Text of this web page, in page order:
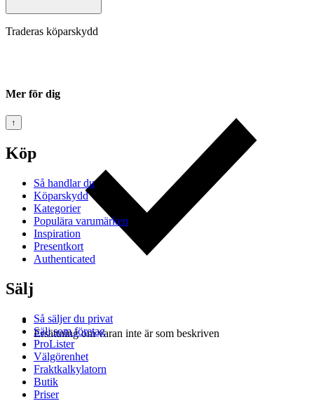
Traderas köparskydd
Ersättning om varan inte är som beskriven
Mer för dig
↑
Köp
Så handlar du
Köparskydd
Kategorier
Populära varumärken
Inspiration
Presentkort
Authenticated
Sälj
Så säljer du privat
Sälj som företag
ProLister
Välgörenhet
Fraktkalkylatorn
Butik
Priser